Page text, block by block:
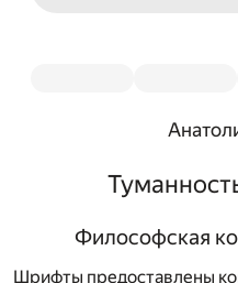
Философская
Шрифты предоставлены